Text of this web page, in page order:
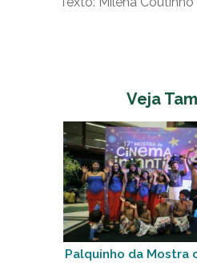
Veja
Palquinho da Mostra